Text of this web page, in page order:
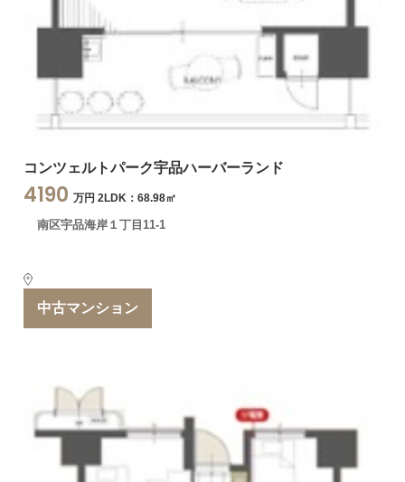
コンツェルトパーク宇品ハーバーランド
4190 万円 2LDK：68.98㎡
南区宇品海岸１丁目11-1
中古マンション